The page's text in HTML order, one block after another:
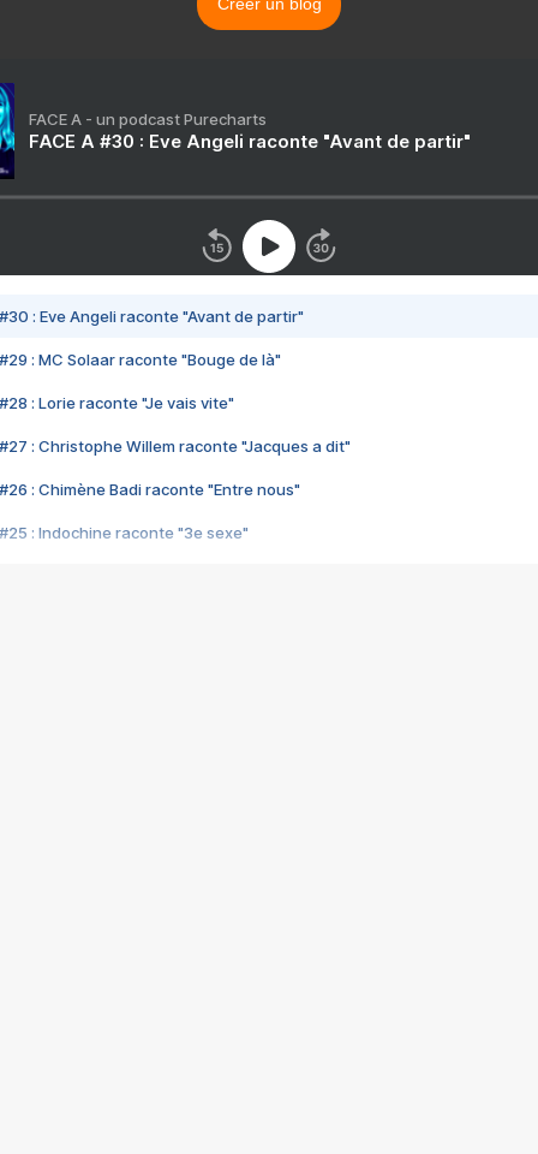
FACE A - un podcast Purecharts
FACE A #30 : Eve Angeli raconte "Avant de partir"
#30 : Eve Angeli raconte "Avant de partir"
#29 : MC Solaar raconte "Bouge de là"
#28 : Lorie raconte "Je vais vite"
#27 : Christophe Willem raconte "Jacques a dit"
#26 : Chimène Badi raconte "Entre nous"
#25 : Indochine raconte "3e sexe"